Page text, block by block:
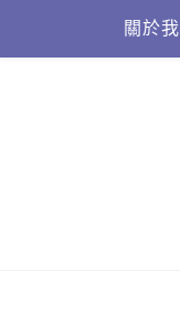
content
關於我